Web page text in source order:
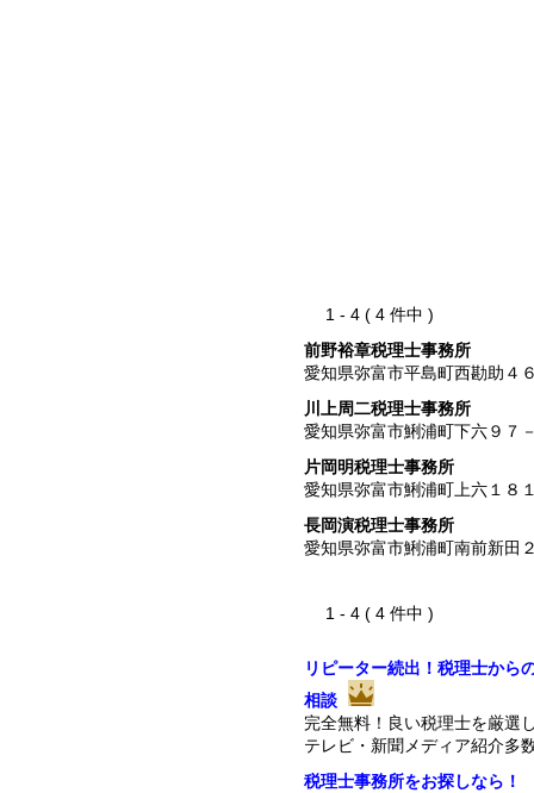
1 - 4 ( 4 件中 )
前野裕章税理士事務所
愛知県弥富市平島町西勘助４
川上周二税理士事務所
愛知県弥富市鯏浦町下六９７
片岡明税理士事務所
愛知県弥富市鯏浦町上六１８
長岡演税理士事務所
愛知県弥富市鯏浦町南前新田
1 - 4 ( 4 件中 )
リピーター続出！税理士から
相談
完全無料！良い税理士を厳選
テレビ・新聞メディア紹介多
税理士事務所をお探しなら！